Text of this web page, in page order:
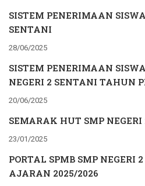
SISTEM PENERIMAAN
SENTANI
28/06/2025
SISTEM PENERIMAAN
NEGERI 2 SENTANI TAHUN
20/06/2025
SEMARAK HUT SMP
23/01/2025
PORTAL SPMB SMP NEGERI
AJARAN 2025/2026